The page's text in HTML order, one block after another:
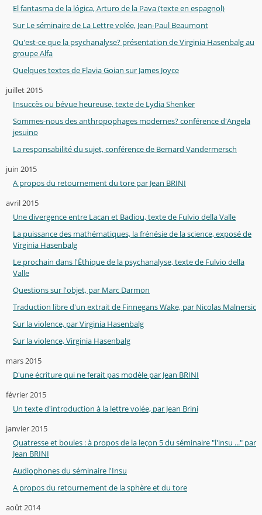
El fantasma de la lógica, Arturo de la Pava (texte en espagnol)
Sur Le séminaire de La Lettre volée, Jean-Paul Beaumont
Qu'est-ce que la psychanalyse? présentation de Virginia Hasenbalg au
groupe Alfa
Quelques textes de Flavia Goian sur James Joyce
juillet 2015
Insuccès ou bévue heureuse, texte de Lydia Shenker
Sommes-nous des anthropophages modernes? conférence d'Angela
jesuino
La responsabilité du sujet, conférence de Bernard Vandermersch
juin 2015
A propos du retournement du tore par Jean BRINI
avril 2015
Une divergence entre Lacan et Badiou, texte de Fulvio della Valle
La puissance des mathématiques, la frénésie de la science, exposé de
Virginia Hasenbalg
Le prochain dans l'Éthique de la psychanalyse, texte de Fulvio della
Valle
Questions sur l'objet, par Marc Darmon
Traduction libre d'un extrait de Finnegans Wake, par Nicolas Malnersic
Sur la violence, par Virginia Hasenbalg
Sur la violence, Virginia Hasenbalg
mars 2015
D'une écriture qui ne ferait pas modèle par Jean BRINI
février 2015
Un texte d'introduction à la lettre volée, par Jean Brini
janvier 2015
Quatresse et boules : à propos de la leçon 5 du séminaire "l'insu ..." par
Jean BRINI
Audiophones du séminaire l'Insu
A propos du retournement de la sphère et du tore
août 2014